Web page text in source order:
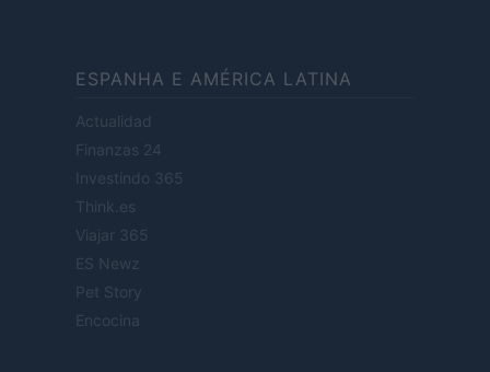
ESPANHA E AMÉRICA LATINA
Actualidad
Finanzas 24
Investindo 365
Think.es
Viajar 365
ES Newz
Pet Story
Encocina